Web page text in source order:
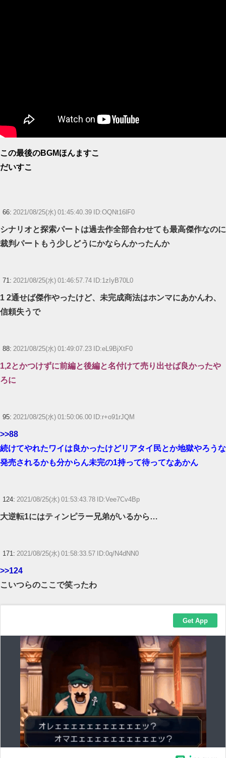
この最後のBGMほんますこ
だいすこ
66: 2021/08/25(水) 01:45:40.39 ID:OQNt16lF0
シナリオと探索パートは過去作全部合わせても最高傑作なのに
裁判パートもう少しどうにかならんかったんか
71: 2021/08/25(水) 01:46:57.74 ID:1zIyB70L0
1 2通せば傑作やったけど、未完成商法はホンマにあかんわ、
信頼失うで
88: 2021/08/25(水) 01:49:07.23 ID:eL9BjXtF0
1,2とかつけずに前編と後編と名付けて売り出せば良かったや
ろに
95: 2021/08/25(水) 01:50:06.00 ID:r+o91rJQM
>>88
続けてやれたワイは良かったけどリアタイ民とか地獄やろうな
発売されるかも分からん未完の1持って待ってなあかん
124: 2021/08/25(水) 01:53:43.78 ID:Vee7Cv4Bp
大逆転1にはティンピラー兄弟がいるから…
171: 2021/08/25(水) 01:58:33.57 ID:0q/N4dNN0
>>124
こいつらのここで笑ったわ